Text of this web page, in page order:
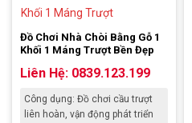
Đồ Chơi Nhà Chòi Bằng Gỗ 1
Khối 1 Máng Trượt Bền Đẹp
Liên Hệ: 0839.123.199
Công dụng: Đồ chơi cầu trượt
liên hoàn, vận động phát triển